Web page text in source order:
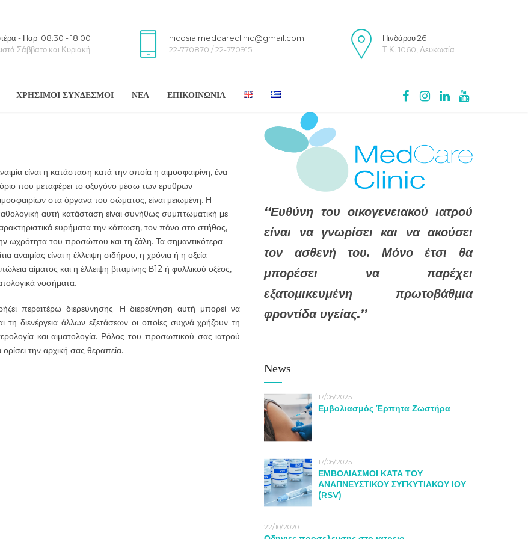
- Παρ. 08:30 - 18:00
Σάββατο και Κυριακή
nicosia.medcareclinic@gmail.com
22-770870 / 22-770915
Πινδάρου 26
Τ.Κ. 1060, Λευκωσία
ΧΡΗΣΙΜΟΙ ΣΥΝΔΕΣΜΟΙ ΝΕΑ ΕΠΙΚΟΙΝΩΝΙΑ
είναι η κατάσταση κατά την οποία η αιμοσφαιρίνη, ένα
που μεταφέρει το οξυγόνο μέσω των ερυθρών
στα όργανα του σώματος, είναι μειωμένη. Η
αυτή κατάσταση είναι συνήθως συμπτωματική με
ευρήματα την κόπωση, τον πόνο στο στήθος,
ωχρότητα του προσώπου και τη ζάλη. Τα σημαντικότερα
αναιμίας είναι η έλλειψη σιδήρου, η χρόνια ή η οξεία
αίματος και η έλλειψη βιταμίνης Β12 ή φυλλικού οξέος,
νοσήματα.
περαιτέρω διερεύνησης. Η διερεύνηση αυτή μπορεί να
τη διενέργεια άλλων εξετάσεων οι οποίες συχνά χρήζουν τη
και αιματολογία. Ρόλος του προσωπικού σας ιατρού
την αρχική σας θεραπεία.
‘‘Ευθύνη του οικογενειακού ιατρού
είναι να γνωρίσει και να ακούσει
τον ασθενή του. Μόνο έτσι θα
μπορέσει να παρέχει
εξατομικευμένη πρωτοβάθμια
φροντίδα υγείας.’’
News
17/06/2025
Εμβολιασμός Έρπητα Ζωστήρα
17/06/2025
ΕΜΒΟΛΙΑΣΜΟΙ ΚΑΤΑ ΤΟΥ
ΑΝΑΠΝΕΥΣΤΙΚΟΥ ΣΥΓΚΥΤΙΑΚΟΥ ΙΟΥ
(RSV)
22/10/2020